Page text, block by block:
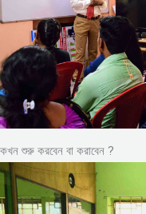
কখন শুরু করবেন বা করাবেন ?